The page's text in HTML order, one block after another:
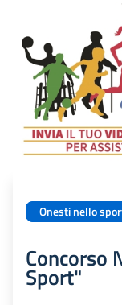
Onesti nello
Concorso
Sport"